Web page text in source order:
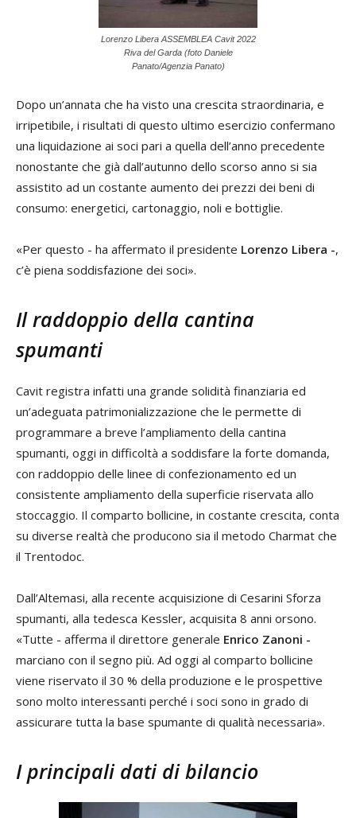
Lorenzo Libera ASSEMBLEA Cavit 2022
Riva del Garda (foto Daniele
Panato/Agenzia Panato)
Dopo un’annata che ha visto una crescita straordinaria, e
irripetibile, i risultati di questo ultimo esercizio confermano
una liquidazione ai soci pari a quella dell’anno precedente
nonostante che già dall’autunno dello scorso anno si sia
assistito ad un costante aumento dei prezzi dei beni di
consumo: energetici, cartonaggio, noli e bottiglie.
«Per questo - ha affermato il presidente Lorenzo Libera -,
c’è piena soddisfazione dei soci».
Il raddoppio della cantina
spumanti
Cavit registra infatti una grande solidità finanziaria ed
un’adeguata patrimonializzazione che le permette di
programmare a breve l’ampliamento della cantina
spumanti, oggi in difficoltà a soddisfare la forte domanda,
con raddoppio delle linee di confezionamento ed un
consistente ampliamento della superficie riservata allo
stoccaggio. Il comparto bollicine, in costante crescita, conta
su diverse realtà che producono sia il metodo Charmat che
il Trentodoc.
Dall’Altemasi, alla recente acquisizione di Cesarini Sforza
spumanti, alla tedesca Kessler, acquisita 8 anni orsono.
«Tutte - afferma il direttore generale Enrico Zanoni -
marciano con il segno più. Ad oggi al comparto bollicine
viene riservato il 30 % della produzione e le prospettive
sono molto interessanti perché i soci sono in grado di
assicurare tutta la base spumante di qualità necessaria».
I principali dati di bilancio